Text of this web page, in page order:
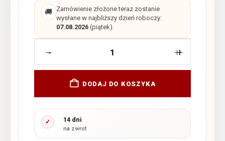
🚚 Zamówienie złożone teraz zostanie
wysłane w najbliższy dzień roboczy:
07.08.2026(piątek).
- +
DODAJ DO KOSZYKA
✓ 14 dni
na zwrot